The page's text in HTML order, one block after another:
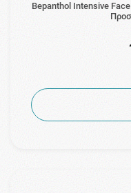
Bepanthol Intensive